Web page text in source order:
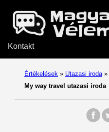
Kontakt
Értékelések » Utazasi iroda »
My way travel utazasi iroda